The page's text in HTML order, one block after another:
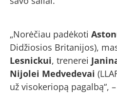
„Norėčiau padėkoti
Didžiosios Britanijos),
Lesnickui, trenerei
Nijolei Medvedevai
už visokeriopą pagalbą“,